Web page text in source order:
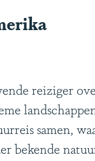
reiziger
samen,
bekende